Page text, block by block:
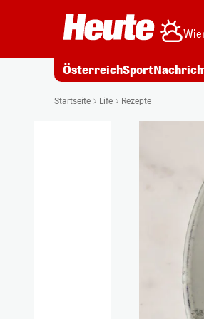
ÖsterreichSport
Startseite Life Rezepte